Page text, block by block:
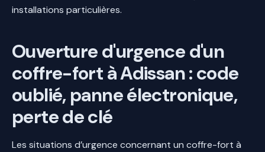
installations particulières.
Ouverture d'urgence d'un
coffre-fort à Adissan : code
oublié, panne électronique,
perte de clé
Les situations d’urgence concernant un coffre-fort à